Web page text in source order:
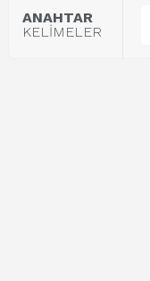
ANAHTAR
KELİMELER